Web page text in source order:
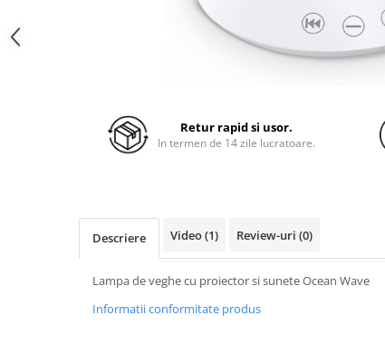
Retur rapid si usor.
In termen de 14 zile lucratoare.
Descriere Video(1) Review-uri (0)
Lampa de veghe cu proiector si sunete Ocean Wave
Informatii conformitate produs